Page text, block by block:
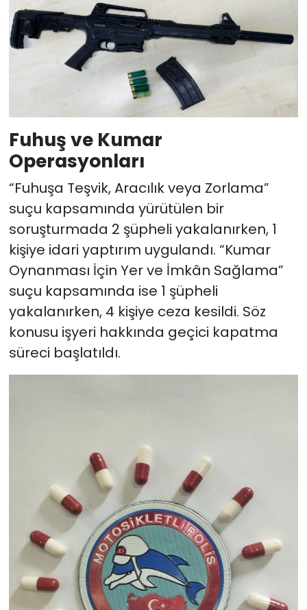
Fuhuş ve Kumar
Operasyonları
“Fuhuşa Teşvik, Aracılık veya Zorlama”
suçu kapsamında yürütülen bir
soruşturmada 2 şüpheli yakalanırken, 1
kişiye idari yaptırım uygulandı. “Kumar
Oynanması İçin Yer ve İmkân Sağlama”
suçu kapsamında ise 1 şüpheli
yakalanırken, 4 kişiye ceza kesildi. Söz
konusu işyeri hakkında geçici kapatma
süreci başlatıldı.